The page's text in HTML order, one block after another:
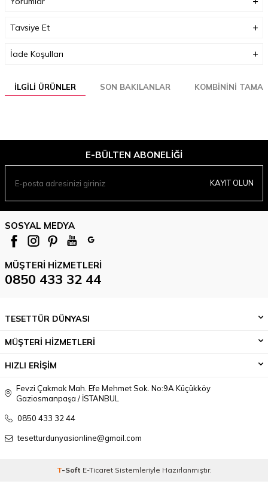
Tavsiye Et
İade Koşulları
İLGILI ÜRÜNLER SON BAKILANLAR KOMBININI
E-BÜLTEN ABONELIĞI
KAYIT OLUN
SOSYAL MEDYA
MÜŞTERI HIZMETLERI
0850 433 32 44
TESETTÜR DÜNYASI
MÜŞTERİ HİZMETLERİ
HIZLI ERİŞİM
Fevzi Çakmak Mah. Efe Mehmet Sok. No:9A Küçükköy
Gaziosmanpaşa / İSTANBUL
0850 433 32 44
tesetturdunyasionline@gmail.com
T-Soft E-TicaretSistemleriyle Hazırlanmıştır.